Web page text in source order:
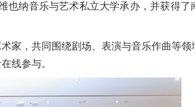
也纳音乐与艺术私立大学承办，并获得了
家，共同围绕剧场、表演与音乐作曲等
线参与。